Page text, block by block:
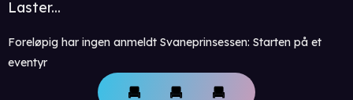
Laster...
Foreløpig har ingen anmeldt Svaneprinsessen: Starten på et
eventyr